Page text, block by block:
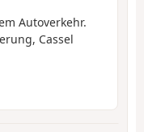
Autoverkehr.
Cassel